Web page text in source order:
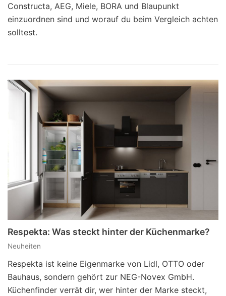
Constructa, AEG, Miele, BORA und Blaupunkt
einzuordnen sind und worauf du beim Vergleich achten
solltest.
Respekta: Was steckt hinter der Küchenmarke?
Neuheiten
Respekta ist keine Eigenmarke von Lidl, OTTO oder
Bauhaus, sondern gehört zur NEG-Novex GmbH.
Küchenfinder verrät dir, wer hinter der Marke steckt,